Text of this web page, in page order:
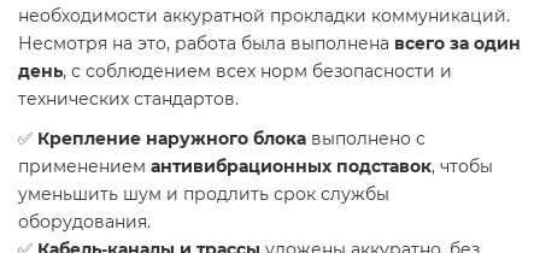
необходимости аккуратной прокладки коммуникаций.
Несмотря на это, работа была выполнена всего за один
день, с соблюдением всех норм безопасности и
технических стандартов.
✅ Крепление наружного блока выполнено с
применением антивибрационных подставок, чтобы
уменьшить шум и продлить срок службы
оборудования.